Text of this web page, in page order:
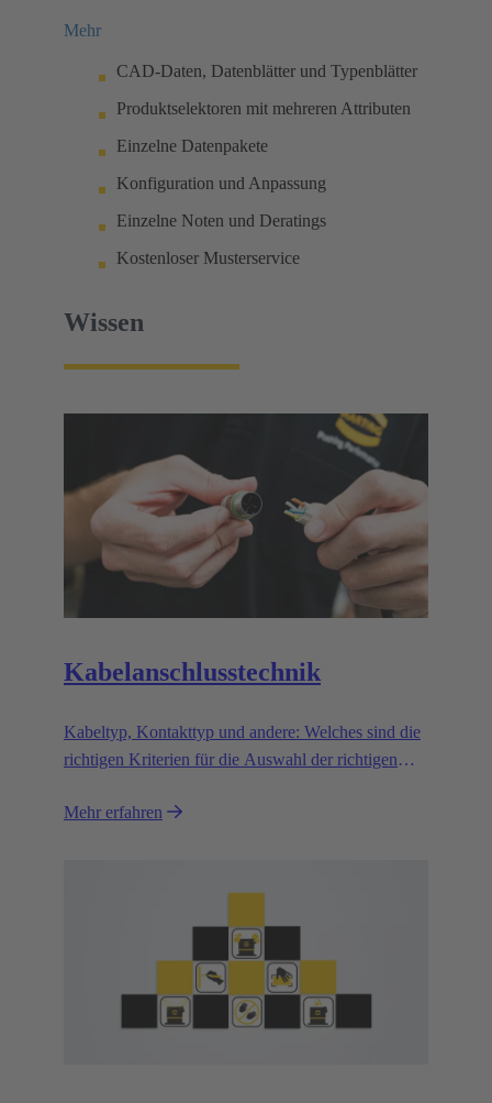
Mehr
CAD-Daten, Datenblätter und Typenblätter
Produktselektoren mit mehreren Attributen
Einzelne Datenpakete
Konfiguration und Anpassung
Einzelne Noten und Deratings
Kostenloser Musterservice
Wissen
Kabelanschlusstechnik
Kabeltyp, Kontakttyp und andere: Welches sind die
richtigen Kriterien für die Auswahl der richtigen
Mehr erfahren